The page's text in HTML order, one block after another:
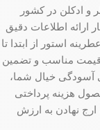
و ادکلن در کشور
ارائه اطلاعات دقیق
استور از ابتدا تا
قیمت مناسب و تضمین
آسودگی خیال شما،
هزینه پرداختی
ارج نهادن به ارزش